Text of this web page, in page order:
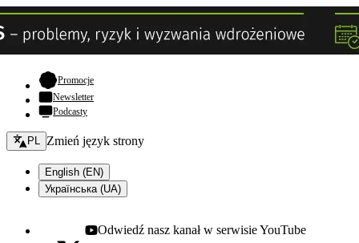
Promocje- otwiera się w nowej karcie
Newsletter
Podcasty
Zmień język - bieżący:
PL Zmień język strony
English (EN)
Українська (UA)
Youtube - otwiera się w nowej karcie
Odwiedź nasz kanał w serwisie YouTube